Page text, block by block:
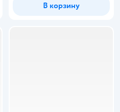
В корзину